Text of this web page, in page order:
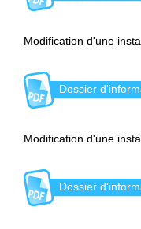
Modification d'une
Dossier
Modification d'une
Dossier